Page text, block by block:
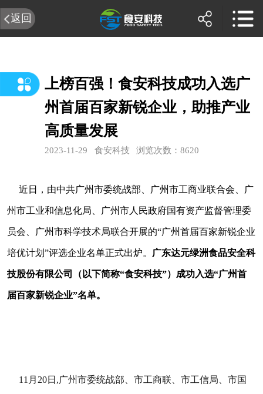
返回
上榜百强！食安科技成功入选广
州首届百家新锐企业，助推产业
高质量发展
2023-11-29 食安科技 浏览次数：8620
近日，由中共广州市委统战部、广州市工商业联合会、广
州市工业和信息化局、广州市人民政府国有资产监督管理委
员会、广州市科学技术局联合开展的“广州首届百家新锐企业
培优计划”评选企业名单正式出炉。 广东达元绿洲食品安全科
技股份有限公司（以下简称“食安科技”）成功入选“广州首
届百家新锐企业”名单。
11月20日,广州市委统战部、市工商联、市工信局、市国